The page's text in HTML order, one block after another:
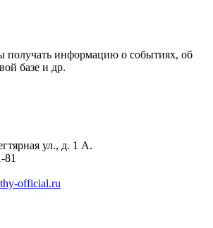
получать информацию о событиях, об
базе и др.
ул., д. 1 А.
81
official.ru